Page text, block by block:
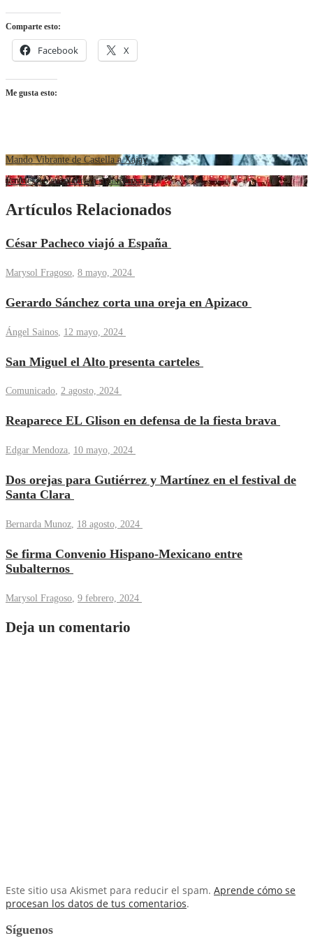
Comparte esto:
Facebook X
Me gusta esto:
Mando Vibrante de Castella a Xajay
La México si celebrará su aniversario
Artículos Relacionados
César Pacheco viajó a España
Marysol Fragoso 8 mayo, 2024
Gerardo Sánchez corta una oreja en Apizaco
Ángel Sainos 12 mayo, 2024
San Miguel el Alto presenta carteles
Comunicado, 2 agosto, 2024
Reaparece EL Glison en defensa de la fiesta brava
Edgar Mendoza, 10 mayo, 2024
Dos orejas para Gutiérrez y Martínez en el festival de
Santa Clara
Bernarda Munoz, 18 agosto, 2024
Se firma Convenio Hispano-Mexicano entre
Subalternos
Marysol Fragoso, 9 febrero, 2024
Deja un comentario
Este sitio usa Akismet para reducir el spam. Aprende cómo se
procesan los datos de tus comentarios.
Síguenos